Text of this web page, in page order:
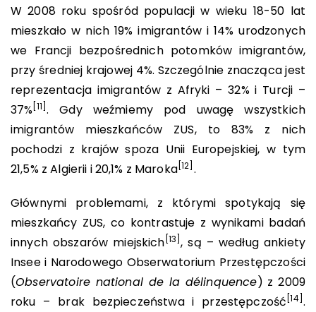
W 2008 roku spośród populacji w wieku 18-50 lat
mieszkało w nich 19% imigrantów i 14% urodzonych
we Francji bezpośrednich potomków imigrantów,
przy średniej krajowej 4%. Szczególnie znacząca jest
reprezentacja imigrantów z Afryki – 32% i Turcji –
37% [11] . Gdy weźmiemy pod uwagę wszystkich
imigrantów mieszkańców ZUS, to 83% z nich
pochodzi z krajów spoza Unii Europejskiej, w tym
21,5% z Algierii i 20,1% z Maroka[12] .
Głównymi problemami, z którymi spotykają się
mieszkańcy ZUS, co kontrastuje z wynikami badań
innych obszarów miejskich [13] , są – według ankiety
Insee i Narodowego Obserwatorium Przestępczości
(Observatoire national de la délinquence) z 2009
roku – brak bezpieczeństwa i przestępczość [14] .